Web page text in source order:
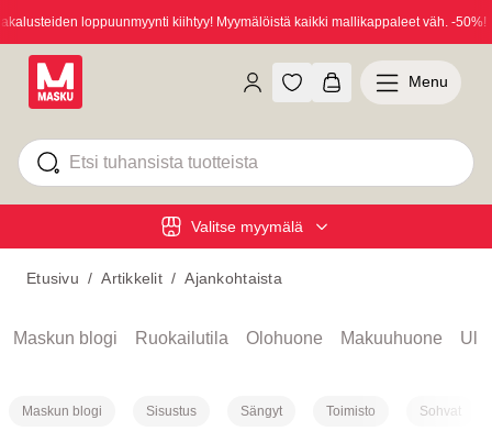
loppuunmyynti kiihtyy! Myymälöistä kaikki mallikappaleet väh. -50%!
Valitse myymälä
Menu
Etusivu / Artikkelit / Ajankohtaista
Maskun blogi Ruokailutila Olohuone Makuuhuone
Maskun blogi Sisustus Sängyt Toimisto Sohvat